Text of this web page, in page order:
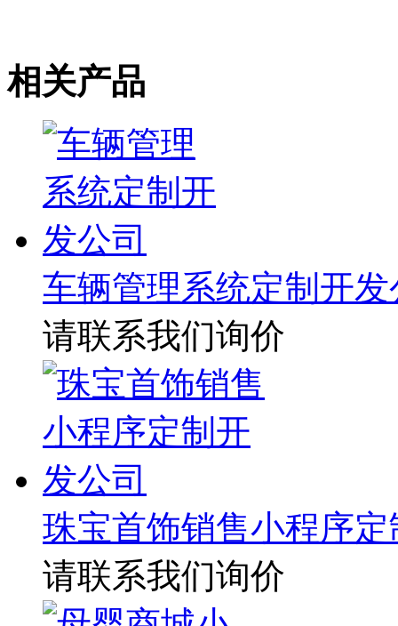
相关产品
车辆管理系统定制开发
请联系我们询价
珠宝首饰销售小程序
请联系我们询价